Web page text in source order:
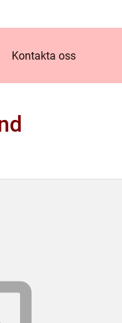
Kontakta oss